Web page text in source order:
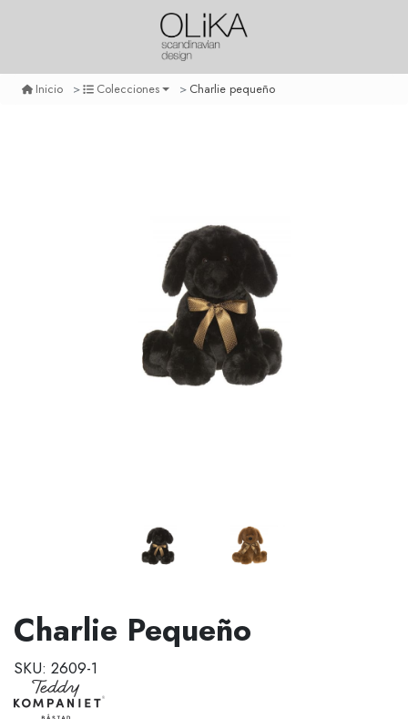
Inicio Colecciones Charlie pequeño
Charlie Pequeño
SKU: 2609-1